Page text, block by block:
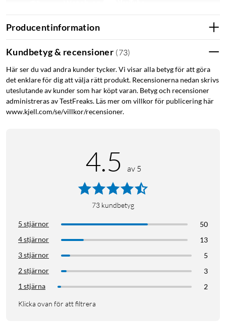
Upphängning Sätt upp tavla utan att spika
Producentinformation
Kundbetyg & recensioner (73)
Här ser du vad andra kunder tycker. Vi visar alla betyg för att göra
det enklare för dig att välja rätt produkt. Recensionerna nedan skrivs
uteslutande av kunder som har köpt varan. Betyg och recensioner
administreras av TestFreaks. Läs mer om villkor för publicering här
www.kjell.com/se/villkor/recensioner.
4.5 av 5
73 kundbetyg
5 stjärnor
50
4 stjärnor
13
3 stjärnor
5
2 stjärnor
3
1 stjärna
2
Klicka ovan för att filtrera